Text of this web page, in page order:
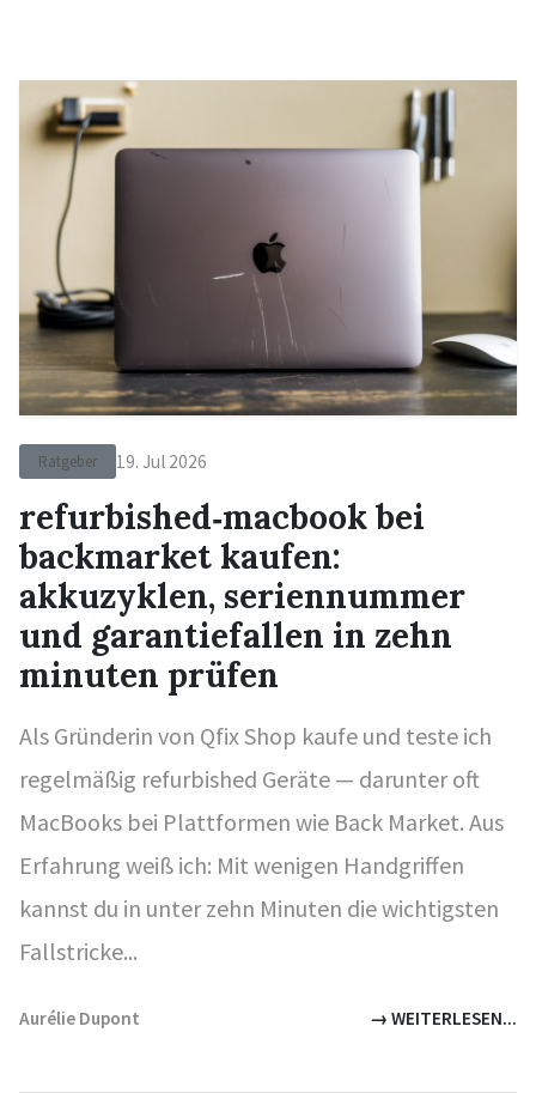
Ratgeber 19. Jul 2026
refurbished‑macbook bei
backmarket kaufen:
akkuzyklen, seriennummer
und garantiefallen in zehn
minuten prüfen
Als Gründerin von Qfix Shop kaufe und teste ich
regelmäßig refurbished Geräte — darunter oft
MacBooks bei Plattformen wie Back Market. Aus
Erfahrung weiß ich: Mit wenigen Handgriffen
kannst du in unter zehn Minuten die wichtigsten
Fallstricke...
Aurélie Dupont → WEITERLESEN...